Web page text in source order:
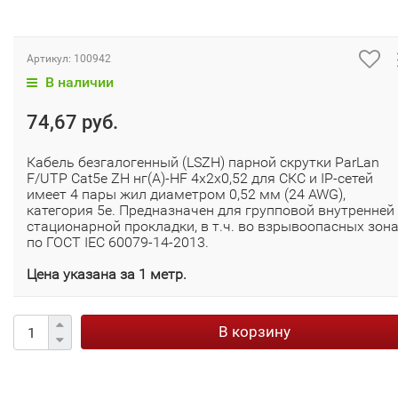
Артикул: 100942
В наличии
74,67 руб.
Кабель безгалогенный (LSZH) парной скрутки ParLan
F/UTP Cat5e ZH нг(А)-HF 4х2х0,52 для СКС и IP-сетей
имеет 4 пары жил диаметром 0,52 мм (24 AWG),
категория 5e. Предназначен для групповой внутренней
стационарной прокладки, в т.ч. во взрывоопасных
по ГОСТ IEC 60079-14-2013.
Цена указана за 1 метр.
В корзину